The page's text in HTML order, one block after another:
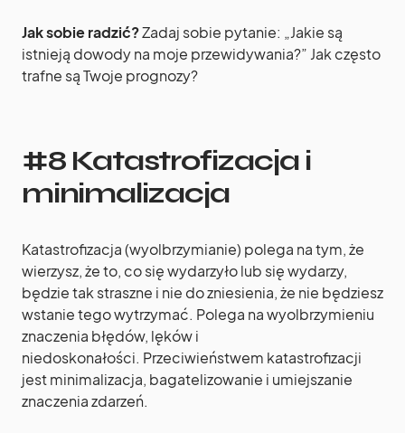
Jak sobie radzić?Zadaj sobie pytanie: „Jakie są
istnieją dowody na moje przewidywania?” Jak często
trafne są Twoje prognozy?
#8 Katastrofizacja i
minimalizacja
Katastrofizacja (wyolbrzymianie) polega na tym, że
wierzysz, że to, co się wydarzyło lub się wydarzy,
będzie tak straszne i nie do zniesienia, że nie będziesz
wstanie tego wytrzymać. Polega na wyolbrzymieniu
znaczenia błędów, lęków i
niedoskonałości. Przeciwieństwem katastrofizacji
jest minimalizacja, bagatelizowanie i umiejszanie
znaczenia zdarzeń.